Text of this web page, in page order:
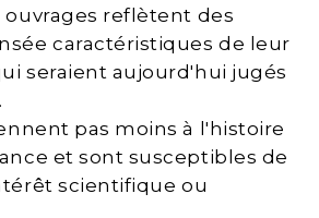
ouvrages reflètent des
caractéristiques de leur
seraient aujourd'hui jugés
pas moins à l'histoire
et sont susceptibles de
scientifique ou